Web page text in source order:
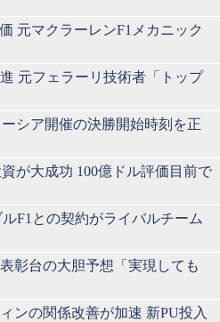
元マクラーレンF1メカニック
元フェラーリ技術者「トップ
シア開催の決勝開始時刻を正
が大成功 100億ドル評価目前で
F1との契約がライバルチーム
彰台の大胆予想「実現しても
ンの関係改善が加速 新PU投入